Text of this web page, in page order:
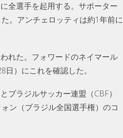
全選手を起用する。サポーター
。アンチェロッティは約1年前に
れた。フォワードのネイマール
）にこれを確認した。
ラジルサッカー連盟（CBF）
ン（ブラジル全国選手権）のコ